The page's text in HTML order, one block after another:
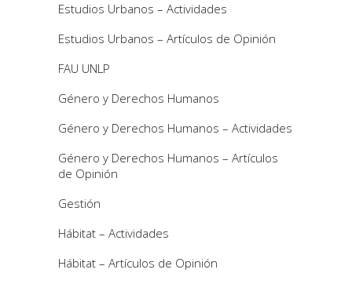
Estudios Urbanos – Actividades
Estudios Urbanos – Artículos de Opinión
FAU UNLP
Género y Derechos Humanos
Género y Derechos Humanos – Actividades
Género y Derechos Humanos – Artículos
de Opinión
Gestión
Hábitat – Actividades
Hábitat – Artículos de Opinión